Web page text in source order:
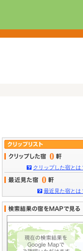
0
クリップした宿とは
0
最近見た宿とは